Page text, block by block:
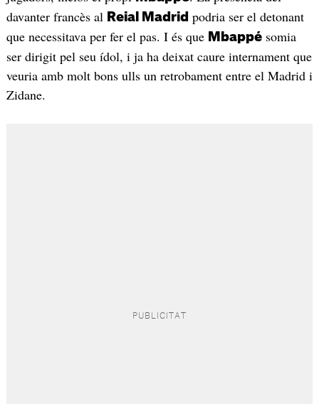
davanter francès al Reial Madrid podria ser el detonant
que necessitava per fer el pas. I és que Mbappésomia
ser dirigit pel seu ídol, i ja ha deixat caure internament que
veuria amb molt bons ulls un retrobament entre el Madrid i
Zidane.